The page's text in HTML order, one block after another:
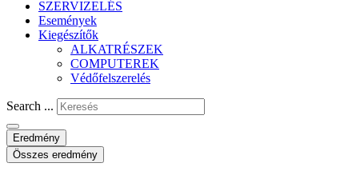
SZERVIZELÉS
Események
Kiegészítők
ALKATRÉSZEK
COMPUTEREK
Védőfelszerelés
Search ...
Eredmény
Összes eredmény